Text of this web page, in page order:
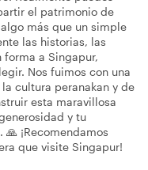
el patrimonio de
más que un simple
las historias, las
a Singapur,
Nos fuimos con una
cultura peranakan y de
esta maravillosa
y tu
¡Recomendamos
que visite Singapur!